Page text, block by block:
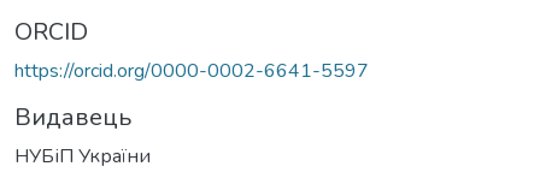
ORCID
https://orcid.org/0000-0002-6641-5597
Видавець
НУБіП України